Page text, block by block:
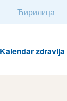
Ћирилица
Kalendar zdravlja